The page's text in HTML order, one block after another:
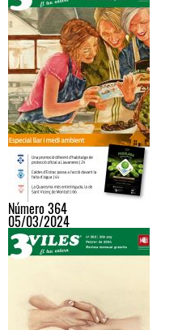
Número 364
05/03/2024